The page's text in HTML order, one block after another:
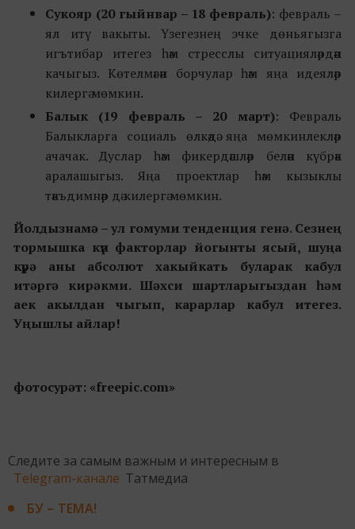
Сукояр (20 гыйнвар –18 февраль): февраль –
ял итү вакыты. Үзегезнең эчке дөньягызга
игътибар итегез һәм стресслы ситуацияләрдән
качыгыз. Көтелмәгән борчулар һәм яңа идеяләр
килергә мөмкин.
Балык (19 февраль – 20 март): Февраль
Балыкларга социаль өлкәдә яңа мөмкинлекләр
ачачак. Дуслар һәм фикердәшләр белән күбрәк
аралашыгыз. Яңа проектлар һәм кызыклы
тәкъдимнәр дә килергә мөмкин.
Йолдызнамә –ул гомуми тенденция генә. Сезнең
тормышка күп факторлар йогынты ясый, шуңа
күрә аны абсолют хакыйкать буларак кабул
итәргә кирәкми. Шәхси шартларыгыздан һәм
аек акылдан чыгып, карарлар кабул итегез.
Уңышлы айлар!
фотосурәт: «freepic.com»
Следите за самым важным и интересным в
Telegram-канале Татмедиа
БУ – ТЕМА!